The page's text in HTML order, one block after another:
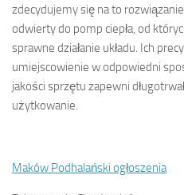
zdecydujemy się na to
odwierty do pomp ciepła, od
sprawne działanie układu. Ich
umiejscowienie w odpowiedni
jakości sprzętu zapewni
użytkowanie.
Maków Podhalański ogłoszenia